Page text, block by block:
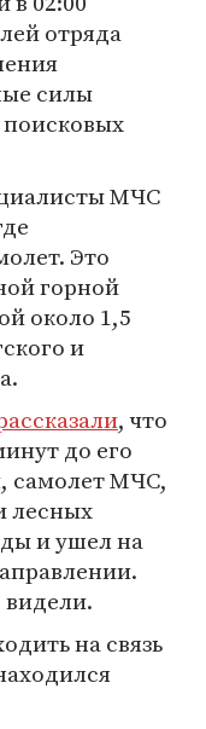
отряда
силы
МЧС
Это
горной
около 1,5
и
, что
до его
самолет МЧС,
лесных
и ушел на
на связь